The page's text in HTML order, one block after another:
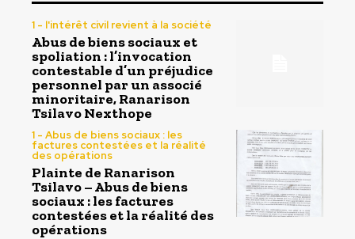
1 - l'intérêt civil revient à la société
Abus de biens sociaux et
spoliation : l’invocation
contestable d’un préjudice
personnel par un associé
minoritaire, Ranarison
Tsilavo Nexthope
1 - Abus de biens sociaux : les
factures contestées et la réalité
des opérations
Plainte de Ranarison
Tsilavo – Abus de biens
sociaux : les factures
contestées et la réalité des
opérations